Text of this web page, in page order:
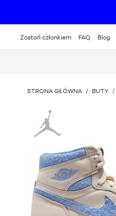
Zostań członkiem FAQ Blog
JESTEŚ
STRONA GŁÓWNA / BUTY /